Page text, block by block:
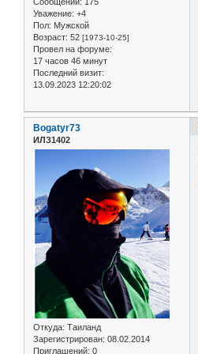
Уважение: +4
Пол: Мужской
Возраст: 52 [1973-10-25]
Провел на форуме:
17 часов 46 минут
Последний визит:
13.09.2023 12:20:02
Bogatyr73
ИЛЗ1402
Откуда: Таиланд
Зарегистрирован: 08.02.2014
Приглашений: 0